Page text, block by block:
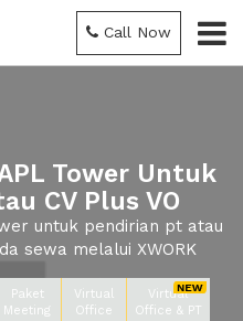
Call Now
Tower Untuk
CV Plus VO
untuk pendirian pt atau
sewa melalui XWORK
Paket
Meeting
Virtual
Office
Virtual
Office & PT